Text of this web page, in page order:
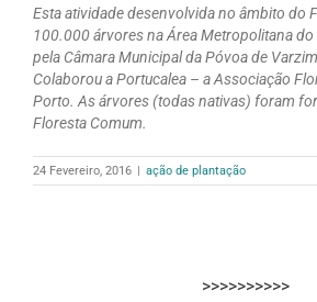
Esta atividade desenvolvida no âmbito do
100.000 árvores na Área Metropolitana
pela Câmara Municipal da Póvoa de
Colaborou a Portucalea – a Associação
Porto. As árvores (todas nativas) foram
Floresta Comum.
24 Fevereiro, 2016 | ação de plantação
>>>>>>>>>>